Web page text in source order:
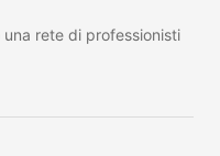
rete di professionisti